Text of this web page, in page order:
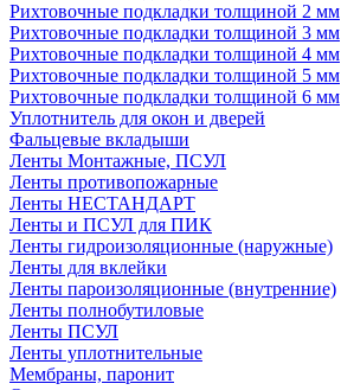
Рихтовочные подкладки толщиной 2 мм
Рихтовочные подкладки толщиной 3 мм
Рихтовочные подкладки толщиной 4 мм
Рихтовочные подкладки толщиной 5 мм
Рихтовочные подкладки толщиной 6 мм
Уплотнитель для окон и дверей
Фальцевые вкладыши
Ленты Монтажные, ПСУЛ
Ленты противопожарные
Ленты НЕСТАНДАРТ
Ленты и ПСУЛ для ПИК
Ленты гидроизоляционные (наружные)
Ленты для вклейки
Ленты пароизоляционные (внутренние)
Ленты полнобутиловые
Ленты ПСУЛ
Ленты уплотнительные
Мембраны, паронит